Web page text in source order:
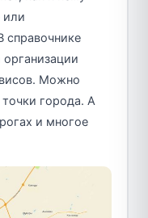
или
Можно
города. А
и многое